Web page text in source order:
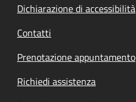
Dichiarazione di accessibilità
Contatti
Prenotazione appuntamento
Richiedi assistenza